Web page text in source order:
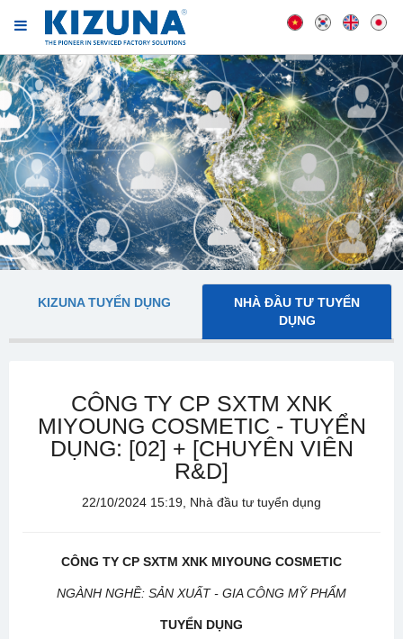
KIZUNA TUYỂN DỤNG
NHÀ ĐẦU TƯ TUYỂN
DỤNG
CÔNG TY CP SXTM XNK
MIYOUNG COSMETIC - TUYỂN
DỤNG: [02] + [CHUYÊN VIÊN
R&D]
22/10/2024 15:19, Nhà đầu tư tuyển dụng
CÔNG TY CP SXTM XNK MIYOUNG COSMETIC
NGÀNH NGHỀ: SẢN XUẤT - GIA CÔNG MỸ PHẨM
TUYỂN DỤNG